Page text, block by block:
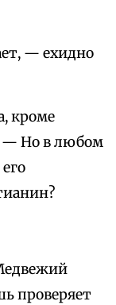
— ехидно
кроме
— Но в любом
проверяет